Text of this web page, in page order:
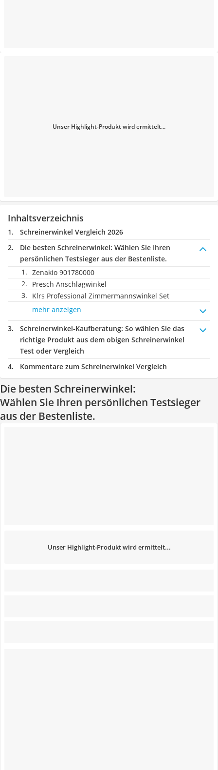
Unser Highlight-Produkt wird ermittelt...
Inhaltsverzeichnis
Schreinerwinkel Vergleich 2026
Die besten Schreinerwinkel: Wählen Sie Ihren
persönlichen Testsieger aus der Bestenliste.
Zenakio 901780000
Presch Anschlagwinkel
Klrs Professional Zimmermannswinkel Set
mehr anzeigen
Schreinerwinkel-Kaufberatung: So wählen Sie das
richtige Produkt aus dem obigen Schreinerwinkel
Test oder Vergleich
Kommentare zum Schreinerwinkel Vergleich
Die besten Schreinerwinkel:
Wählen Sie Ihren persönlichen Testsieger
aus der Bestenliste.
Unser Highlight-Produkt wird ermittelt...